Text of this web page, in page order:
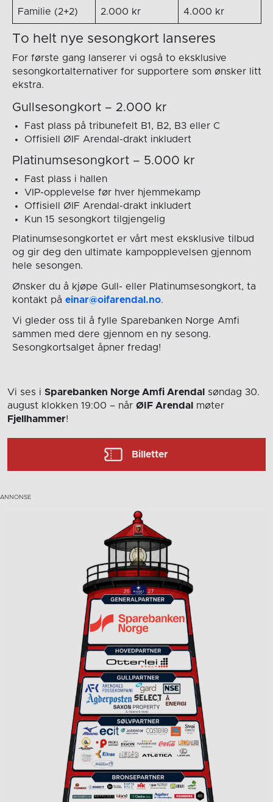
Familie (2+2) 2.000 kr 4.000 kr
To helt nye sesongkort lanseres
For første gang lanserer vi også to eksklusive
sesongkortalternativer for supportere som ønsker litt
ekstra.
Gullsesongkort – 2.000 kr
Fast plass på tribunefelt B1, B2, B3 eller C
Offisiell ØIF Arendal-drakt inkludert
Platinumsesongkort – 5.000 kr
Fast plass i hallen
VIP-opplevelse før hver hjemmekamp
Offisiell ØIF Arendal-drakt inkludert
Kun 15 sesongkort tilgjengelig
Platinumsesongkortet er vårt mest eksklusive tilbud
og gir deg den ultimate kampopplevelsen gjennom
hele sesongen.
Ønsker du å kjøpe Gull- eller Platinumsesongkort, ta
kontakt på einar@oifarendal.no.
Vi gleder oss til å fylle Sparebanken Norge Amfi
sammen med dere gjennom en ny sesong.
Sesongkortsalget åpner fredag!
Vi ses i Sparebanken Norge Amfi Arendal
søndag 30.
august klokken 19:00 – når ØIF Arendal
møter
Fjellhammer!
Billetter